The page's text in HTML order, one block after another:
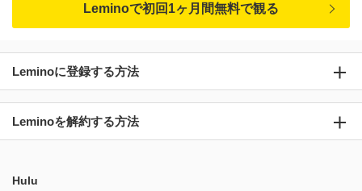
Leminoで初回1ヶ月間無料で観る
Leminoに登録する方法
Leminoを解約する方法
Hulu